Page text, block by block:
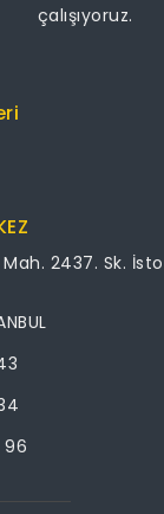
çalışıyoruz.
2437. Sk.
96